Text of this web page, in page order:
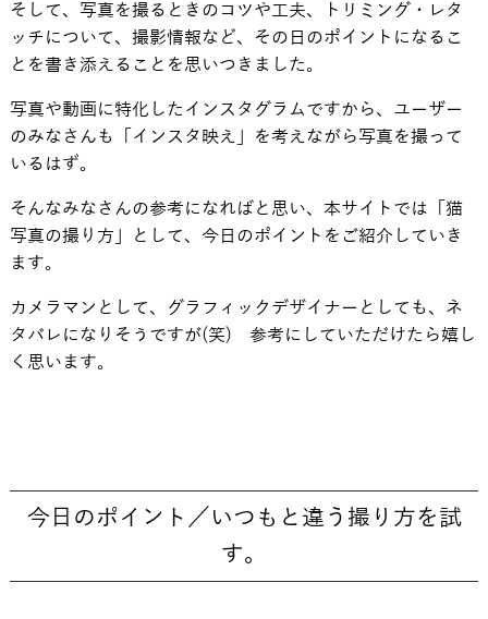
そして、写真を撮るときのコツや工夫、トリミング・レタ
ッチについて、撮影情報など、その日のポイントになるこ
とを書き添えることを思いつきました。
写真や動画に特化したインスタグラムですから、ユーザー
のみなさんも「インスタ映え」を考えながら写真を撮って
いるはず。
そんなみなさんの参考になればと思い、本サイトでは「猫
写真の撮り方」として、今日のポイントをご紹介していき
ます。
カメラマンとして、グラフィックデザイナーとしても、ネ
タバレになりそうですが(笑) 参考にしていただけたら嬉し
く思います。
今日のポイント／いつもと違う撮り方を試
す。